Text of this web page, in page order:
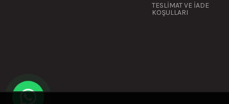
TESLİMAT VE İADE
KOŞULLARI